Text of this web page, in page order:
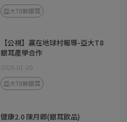
亞大T8鮮銀耳
【公視】贏在地球村報導-亞大T8
銀耳產學合作
2026-01-20
亞大T8鮮銀耳
健康2.0 陳月卿(銀耳飲品)